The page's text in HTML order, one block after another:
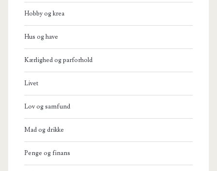
Hobby og krea
Hus og have
Kærlighed og parforhold
Livet
Lov og samfund
Mad og drikke
Penge og finans